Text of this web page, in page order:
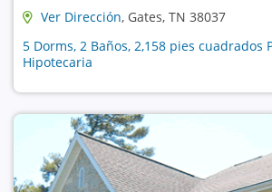
Ver Dirección, Gates, TN 38037
5 Dorms, 2 Baños, 2,158 pies cuadrados
Hipotecaria